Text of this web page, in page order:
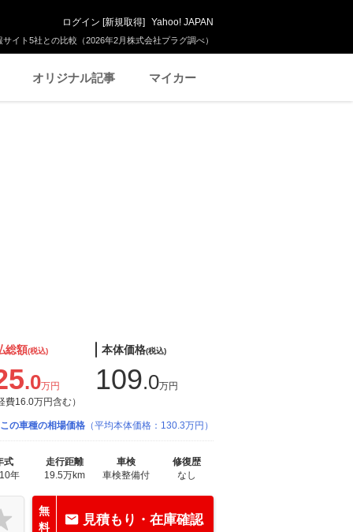
イト5社との比較（2026年2月株式会社プラグ調べ）
ログイン [新規取得] Yahoo! JAPAN
オリジナル記事 マイカー
総額(税込)
.0万円
費16.0万円含む）
本体価格(税込)
109.0万円
この車種の相場価格 （平均本体価格：130.3万円）
式
年
走行距離
19.5万km
車検
車検整備付
修復歴
なし
無
料
見積もり・在庫確認